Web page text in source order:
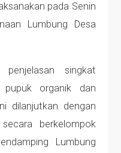
pada Senin
Lumbung Desa
penjelasan singkat
organik dan
dilanjutkan dengan
berkelompok
Lumbung